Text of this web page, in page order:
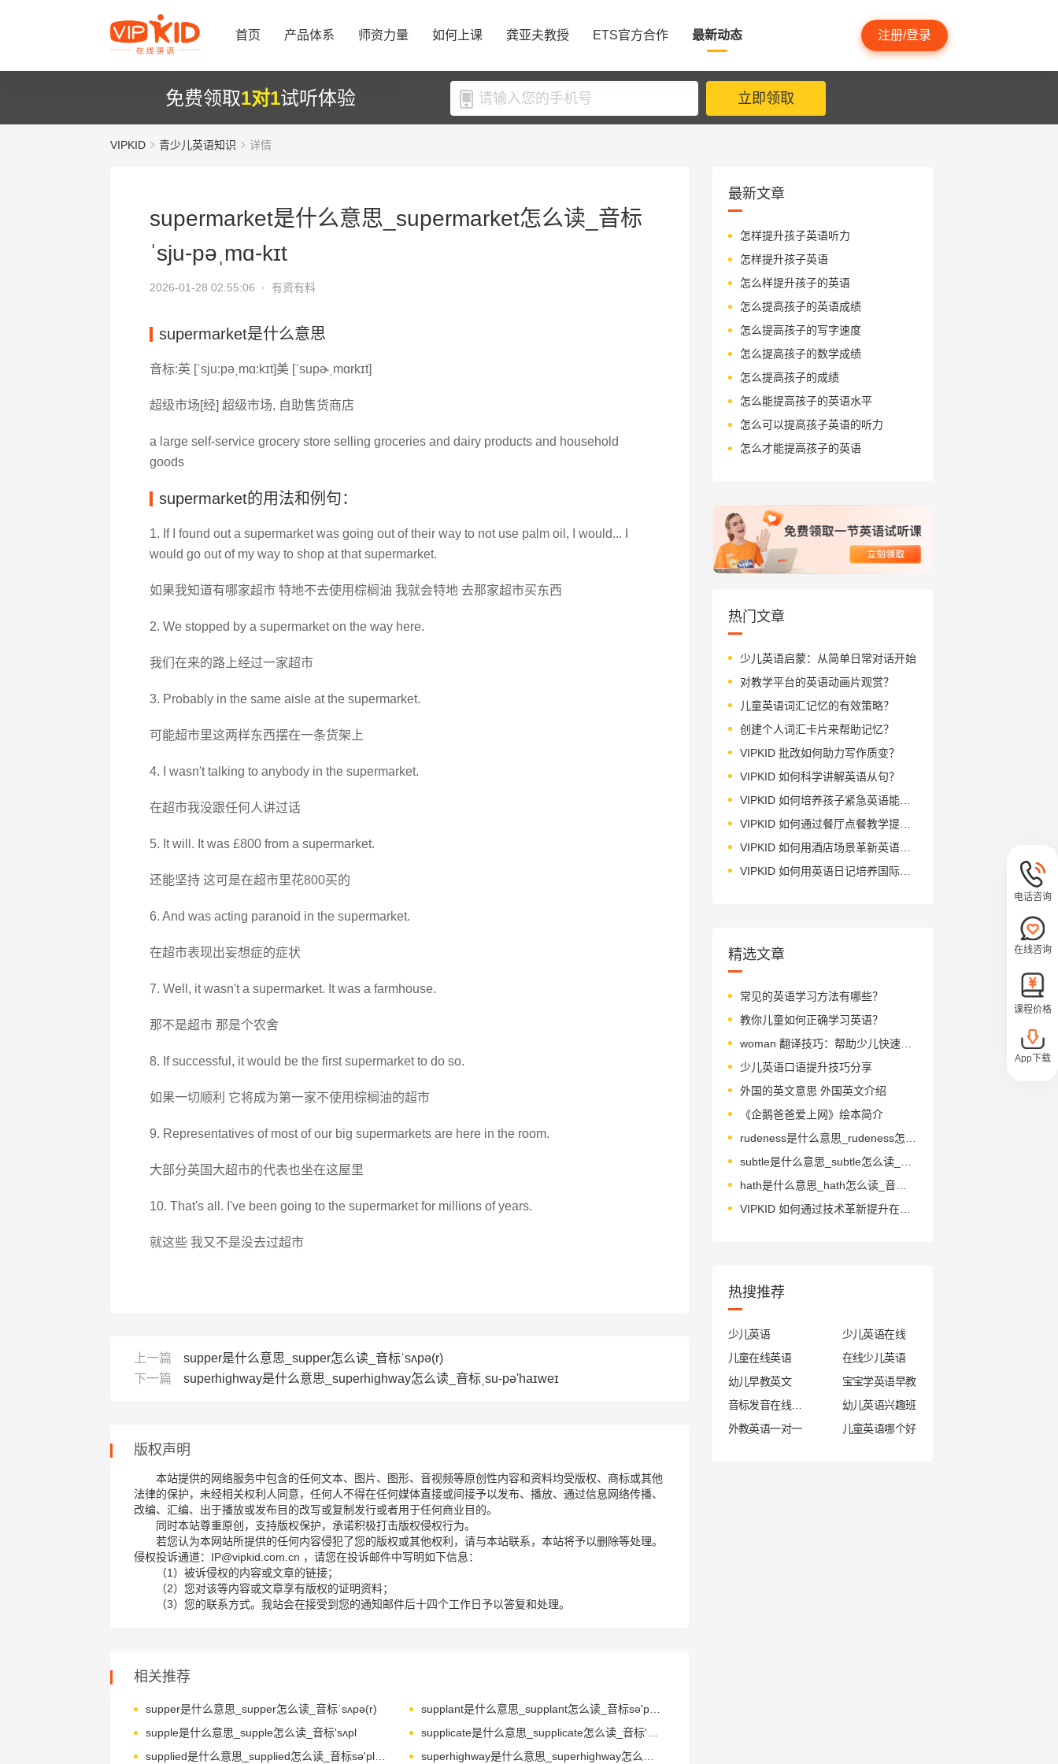
首页 产品体系 师资力量 如何上课 龚亚夫教授 ETS官方合作 最新动态 注册/登录
免费领取1对1试听体验 立即领取
VIPKID 青少儿英语知识 详情
supermarket是什么意思_supermarket怎么读_音标
ˈsju-pəˌmɑ-kɪt
2026-01-28 02:55:06 · 有资有料
supermarket是什么意思
音标:英 [ˈsju:pəˌmɑ:kɪt]美 [ˈsupɚˌmɑrkɪt]
超级市场[经] 超级市场, 自助售货商店
a large self-service grocery store selling groceries and dairy products and household
goods
supermarket的用法和例句：
1. If I found out a supermarket was going out of their way to not use palm oil, I would... I
would go out of my way to shop at that supermarket.
如果我知道有哪家超市 特地不去使用棕榈油 我就会特地 去那家超市买东西
2. We stopped by a supermarket on the way here.
我们在来的路上经过一家超市
3. Probably in the same aisle at the supermarket.
可能超市里这两样东西摆在一条货架上
4. I wasn't talking to anybody in the supermarket.
在超市我没跟任何人讲过话
5. It will. It was £800 from a supermarket.
还能坚持 这可是在超市里花800买的
6. And was acting paranoid in the supermarket.
在超市表现出妄想症的症状
7. Well, it wasn't a supermarket. It was a farmhouse.
那不是超市 那是个农舍
8. If successful, it would be the first supermarket to do so.
如果一切顺利 它将成为第一家不使用棕榈油的超市
9. Representatives of most of our big supermarkets are here in the room.
大部分英国大超市的代表也坐在这屋里
10. That's all. I've been going to the supermarket for millions of years.
就这些 我又不是没去过超市
上一篇
supper是什么意思_supper怎么读_音标ˈsʌpə(r)
下一篇
superhighway是什么意思_superhighway怎么读_音标ˌsu-pə'haɪweɪ
版权声明
本站提供的网络服务中包含的任何文本、图片、图形、音视频等原创性内容和资料均受版权、商标或其他
法律的保护，未经相关权利人同意，任何人不得在任何媒体直接或间接予以发布、播放、通过信息网络传播、
改编、汇编、出于播放或发布目的改写或复制发行或者用于任何商业目的。
同时本站尊重原创，支持版权保护，承诺积极打击版权侵权行为。
若您认为本网站所提供的任何内容侵犯了您的版权或其他权利，请与本站联系，本站将予以删除等处理。
侵权投诉通道：IP@vipkid.com.cn ，请您在投诉邮件中写明如下信息：
（1）被诉侵权的内容或文章的链接；
（2）您对该等内容或文章享有版权的证明资料；
（3）您的联系方式。我站会在接受到您的通知邮件后十四个工作日予以答复和处理。
相关推荐
supper是什么意思_supper怎么读_音标ˈsʌpə(r)
supplant是什么意思_supplant怎么读_音标sə'plɑ-nt
supple是什么意思_supple怎么读_音标'sʌpl
supplied是什么意思_supplied怎么读_音标sə'plaɪd
最新文章
怎样提升孩子英语听力
怎样提升孩子英语
怎么样提升孩子的英语
怎么提高孩子的英语成绩
怎么提高孩子的写字速度
怎么提高孩子的数学成绩
怎么提高孩子的成绩
怎么能提高孩子的英语水平
怎么可以提高孩子英语的听力
怎么才能提高孩子的英语
热门文章
少儿英语启蒙：从简单日常对话开始
对教学平台的英语动画片观赏？
儿童英语词汇记忆的有效策略？
创建个人词汇卡片来帮助记忆？
VIPKID 批改如何助力写作质变？
VIPKID 如何科学讲解英语从句？
VIPKID 如何培养孩子紧急英语能力？
VIPKID 如何通过餐厅点餐教学提升少儿英语应用能力？
VIPKID 如何用酒店场景革新英语教学？
VIPKID 如何用英语日记培养国际化人才？
精选文章
常见的英语学习方法有哪些？
教你儿童如何正确学习英语？
woman 翻译技巧：帮助少儿快速掌握英语单词
少儿英语口语提升技巧分享
外国的英文意思 外国英文介绍
《企鹅爸爸爱上网》绘本简介
hath是什么意思_hath怎么读_音标hæθ
VIPKID 如何通过技术革新提升在线教学？
热搜推荐
少儿英语
少儿英语在线
儿童在线英语
在线少儿英语
幼儿早教英文
宝宝学英语早教
幼儿英语兴趣班
外教英语一对一
儿童英语哪个好
电话咨询
在线咨询
课程价格
App下载